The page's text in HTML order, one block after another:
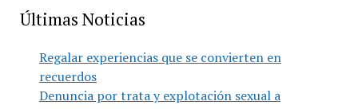
Últimas Noticias
Regalar experiencias que se convierten en
recuerdos
Denuncia por trata y explotación sexual a